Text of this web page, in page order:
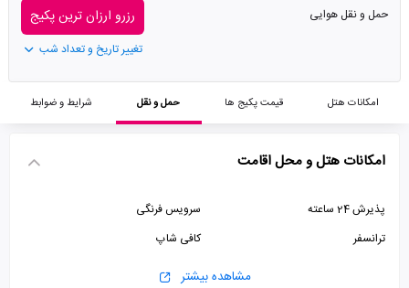
حمل و نقل هوایی
رزرو ارزان ترین پکیج
تغییر تاریخ و تعداد شب
امکانات هتل قیمت پکیج ها حمل و نقل شرایط و ضوابط
امکانات هتل و محل اقامت
پذیرش 24 ساعته
سرویس فرنگی
ترانسفر
کافی شاپ
مشاهده بیشتر